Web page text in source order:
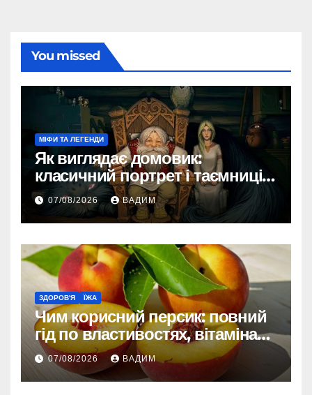
You missed
МІФИ ТА ЛЕГЕНДИ
Як виглядає домовик:
класичний портрет і таємниці
зовнішності
07/08/2026 ВАДИМ
ЗДОРОВ'Я ЇЖА
Чим корисний персик: повний
гід по властивостях, вітамінах і
впливі на організм
07/08/2026 ВАДИМ